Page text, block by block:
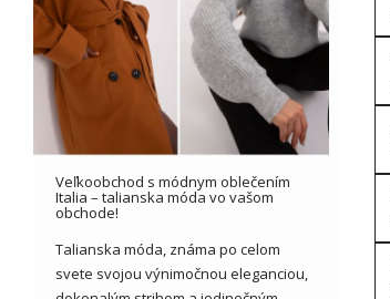
Veľkoobchod s módnym oblečením
Italia – talianska móda vo vašom
obchode!
Talianska móda, známa po celom
svete svojou výnimočnou eleganciou,